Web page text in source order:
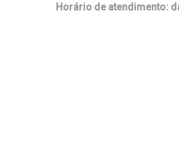
Horário de atendimento: